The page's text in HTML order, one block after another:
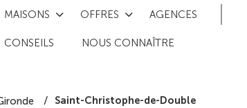
MAISONS OFFRES AGENCES
CONSEILS NOUS CONNAÎTRE
Saint-Christophe-de-Double